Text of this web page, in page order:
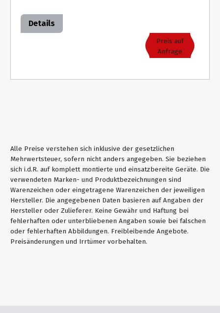
Details
Preis auf
Anfrage
Alle Preise verstehen sich inklusive der gesetzlichen
Mehrwertsteuer, sofern nicht anders angegeben. Sie beziehen
sich i.d.R. auf komplett montierte und einsatzbereite Geräte. Die
verwendeten Marken- und Produktbezeichnungen sind
Warenzeichen oder eingetragene Warenzeichen der jeweiligen
Hersteller. Die angegebenen Daten basieren auf Angaben der
Hersteller oder Zulieferer. Keine Gewähr und Haftung bei
fehlerhaften oder unterbliebenen Angaben sowie bei falschen
oder fehlerhaften Abbildungen. Freibleibende Angebote.
Preisänderungen und Irrtümer vorbehalten.